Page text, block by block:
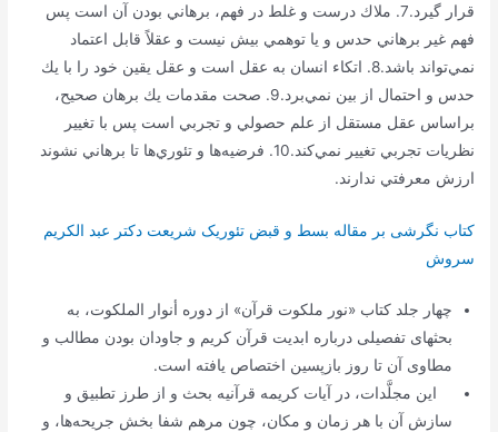
قرار گيرد.7. ملاك درست و غلط در فهم، برهاني بودن آن است پس
فهم غير برهاني حدس و يا توهمي بيش نيست و عقلاً قابل اعتماد
نمي‌تواند باشد.8. اتكاء انسان به عقل است و عقل يقين خود را با يك
حدس و احتمال از بين نمي‌برد.9. صحت مقدمات يك برهان صحيح،
براساس عقل مستقل از علم حصولي و تجربي است پس با تغيير
نظريات تجربي تغيير نمي‌كند.10. فرضيه‌ها و تئوري‌ها تا برهاني نشوند
ارزش معرفتي ندارند.
کتاب نگرشی بر مقاله بسط و قبض تئوریک شریعت دکتر عبد الکریم
سروش
چهار جلد كتاب «نور ملكوت قرآن» از دوره أنوار الملكوت، به
بحثهاى تفصیلى درباره ابدیت قرآن كریم و جاودان بودن مطالب و
مطاوى آن تا روز بازپسین اختصاص یافته است.
این مجلَّدات، در آیات كریمه قرآنیه بحث و از طرز تطبیق و
سازش آن با هر زمان و مكان، چون مرهم شفا بخش جریحه‌ها، و